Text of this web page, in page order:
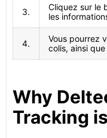
3.
Cliquez sur le
les
4.
Vous pourrez
colis, ainsi
Why
Tracking